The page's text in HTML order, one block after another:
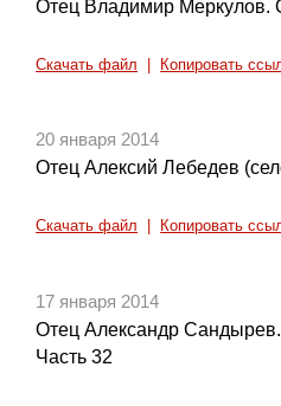
Отец Владимир Меркулов.
Скачать файл Копировать
20 января 2014
Отец Алексий Лебедев
Скачать файл Копировать
17 января 2014
Отец Александр
Часть 32